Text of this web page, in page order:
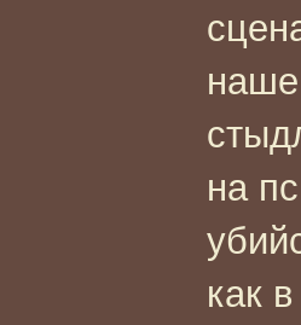
наше
на
как